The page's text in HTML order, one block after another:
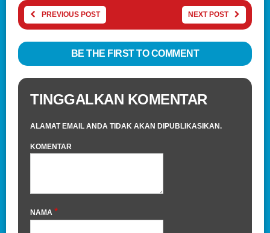
PREVIOUS POST NEXT POST
BE THE FIRST TO COMMENT
TINGGALKAN KOMENTAR
ALAMAT EMAIL ANDA TIDAK AKAN DIPUBLIKASIKAN.
KOMENTAR
NAMA *